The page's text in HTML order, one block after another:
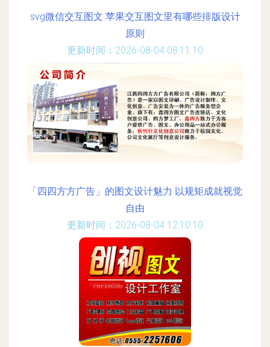
svg微信交互图文 苹果交互图文里有哪些排版设计
原则
更新时间：2026-08-04 08:11:10
「四四方方广告」的图文设计魅力 以规矩成就视觉
自由
更新时间：2026-08-04 12:10:10